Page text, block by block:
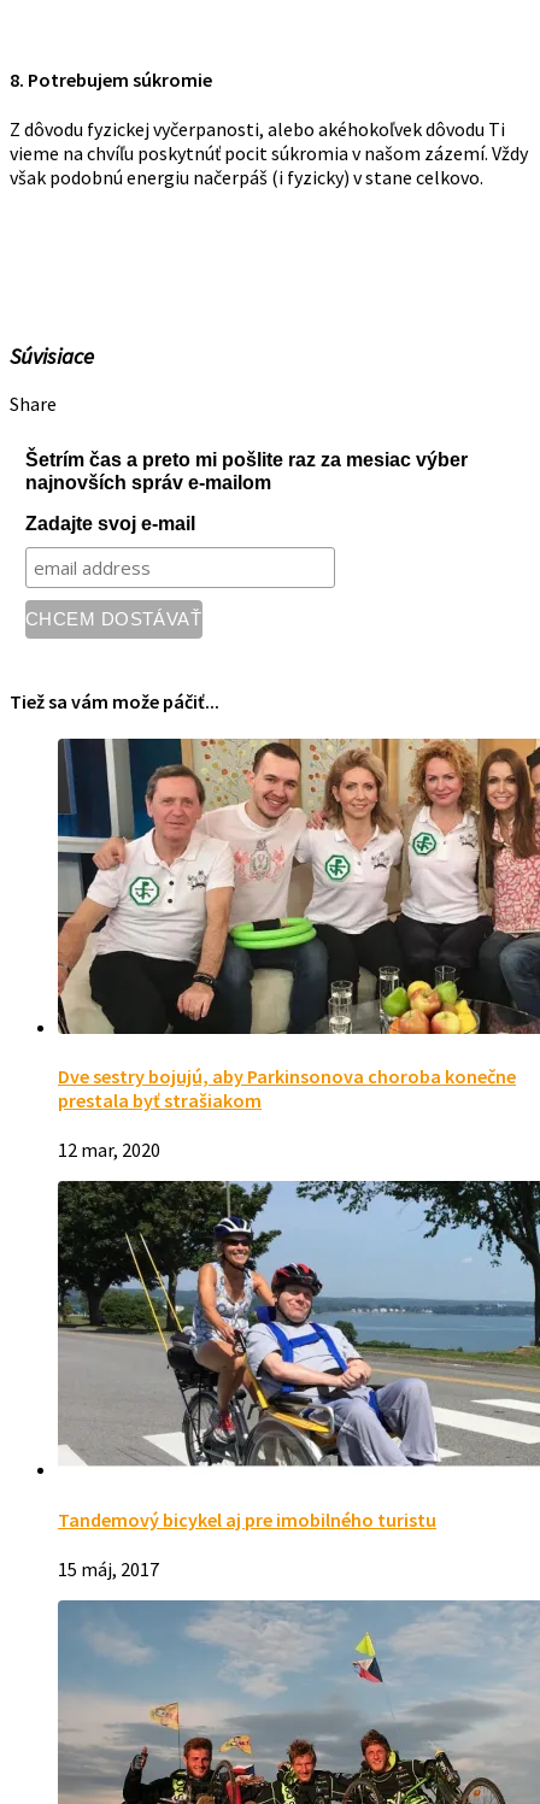
8. Potrebujem súkromie
Z dôvodu fyzickej vyčerpanosti, alebo akéhokoľvek dôvodu Ti
vieme na chvíľu poskytnúť pocit súkromia v našom zázemí. Vždy
však podobnú energiu načerpáš (i fyzicky) v stane celkovo.
Súvisiace
Share
Šetrím čas a preto mi pošlite raz za mesiac výber
najnovších správ e-mailom
Zadajte svoj e-mail
Tiež sa vám može páčiť...
Dve sestry bojujú, aby Parkinsonova choroba konečne
prestala byť strašiakom
12 mar, 2020
Tandemový bicykel aj pre imobilného turistu
15 máj, 2017